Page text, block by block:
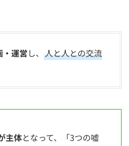
・運営し、 人と人との交流
主体となって、「3つの嘘